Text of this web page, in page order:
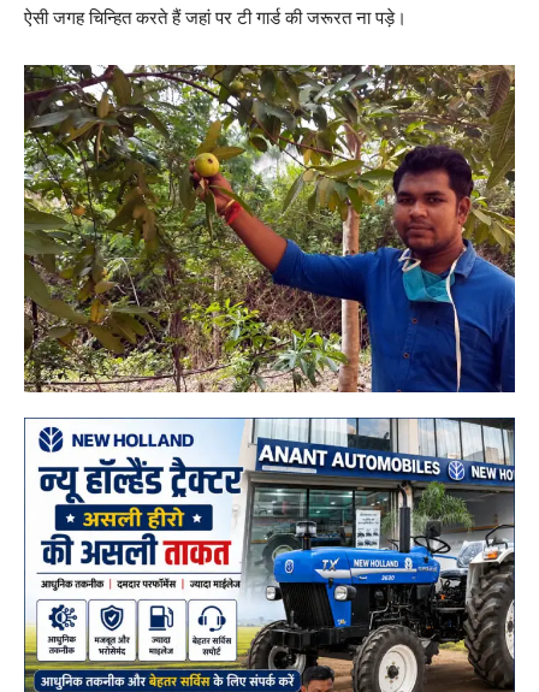
ऐसी जगह चिन्हित करते हैं जहां पर टी गार्ड की जरूरत ना पड़े।